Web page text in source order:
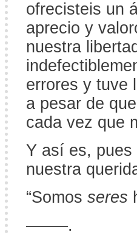
ofrecisteis un
aprecio y
nuestra
errores y tuve
a pesar de
cada vez que
Y así es, pues
nuestra
“Somos seres
——–.